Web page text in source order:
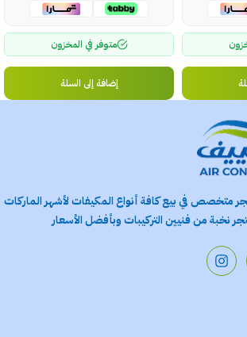
متوفر في المخزون
إضافة إلى السلة
متخصص في بيع كافة أنواع المكيفات لأشهر الماركات
نخبة من فنيين التركيبات وبأفضل الأسعار